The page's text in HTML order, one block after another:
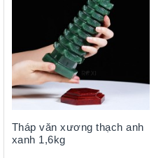
Tháp văn xương thạch anh
xanh 1,6kg